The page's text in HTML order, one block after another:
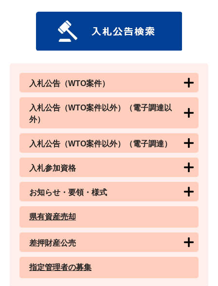
入札公告（WTO案件）
入札公告（WTO案件以外）（電子調達以
外）
入札公告（WTO案件以外）（電子調達）
入札参加資格
お知らせ・要領・様式
県有資産売却
差押財産公売
指定管理者の募集